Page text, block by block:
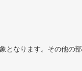
となります。その他の部